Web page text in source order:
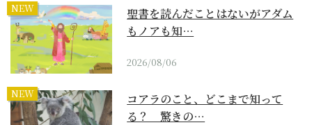
NEW
聖書を読んだことはないがアダム
もノアも知…
2026/08/06
NEW
コアラのこと、どこまで知って
る？ 驚きの…